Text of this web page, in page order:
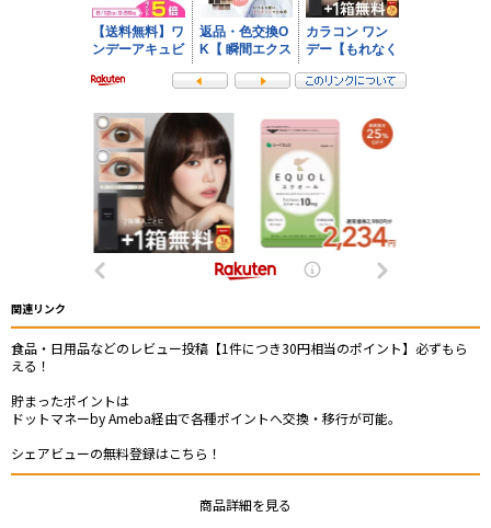
関連リンク
食品・日用品などのレビュー投稿【1件につき30円相当のポイント】必ずもら
える！
貯まったポイントは
ドットマネーby Ameba経由で各種ポイントへ交換・移行が可能。
シェアビューの無料登録はこちら！
商品詳細を見る